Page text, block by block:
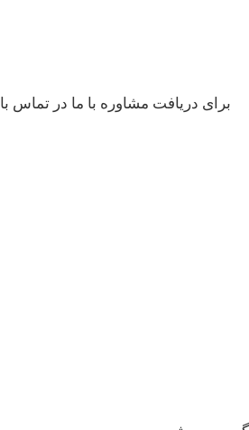
برای دریافت مشاوره با ما در تماس